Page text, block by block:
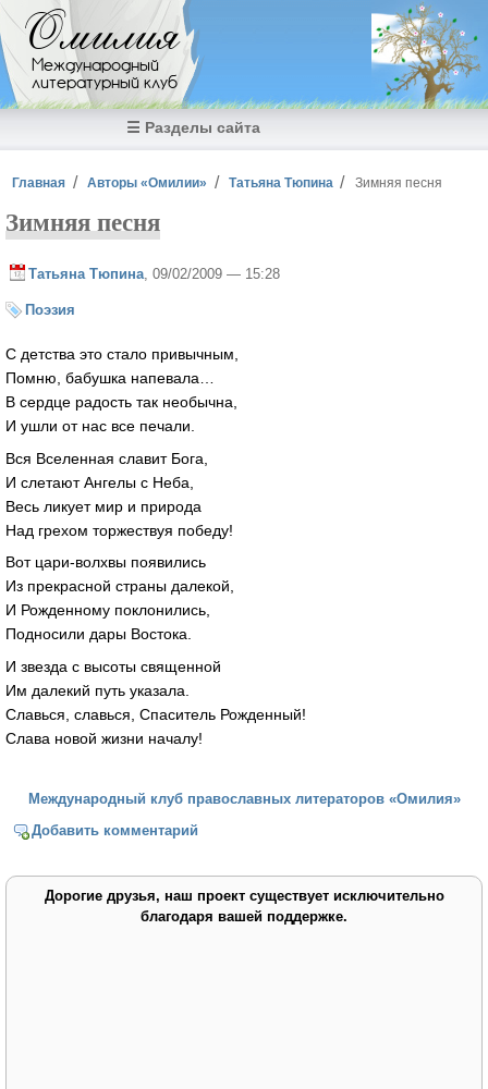
Перейти к основному содержанию
Омилия
Международный
литературный клуб
☰ Разделы сайта
Вы здесь
Главная Авторы «Омилии» Татьяна Тюпина Зимняя песня
Зимняя песня
Татьяна Тюпина , 09/02/2009 — 15:28
Поэзия
С детства это стало привычным,
Помню, бабушка напевала…
В сердце радость так необычна,
И ушли от нас все печали.
Вся Вселенная славит Бога,
И слетают Ангелы с Неба,
Весь ликует мир и природа
Над грехом торжествуя победу!
Вот цари-волхвы появились
Из прекрасной страны далекой,
И Рожденному поклонились,
Подносили дары Востока.
И звезда с высоты священной
Им далекий путь указала.
Славься, славься, Спаситель Рожденный!
Слава новой жизни началу!
Международный клуб православных литераторов «Омилия»
Добавить комментарий
Дорогие друзья, наш проект существует исключительно
благодаря вашей поддержке.